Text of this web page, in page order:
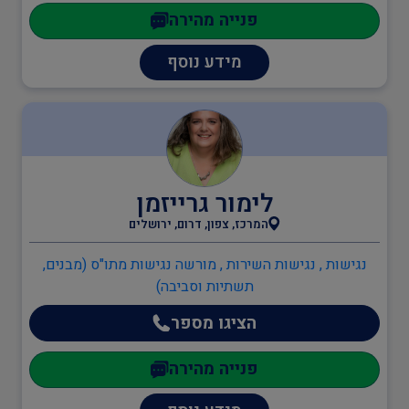
פנייה מהירה
מידע נוסף
לימור גרייזמן
המרכז, צפון, דרום, ירושלים
נגישות , נגישות השירות , מורשה נגישות מתו"ס (מבנים,
תשתיות וסביבה)
הציגו מספר
פנייה מהירה